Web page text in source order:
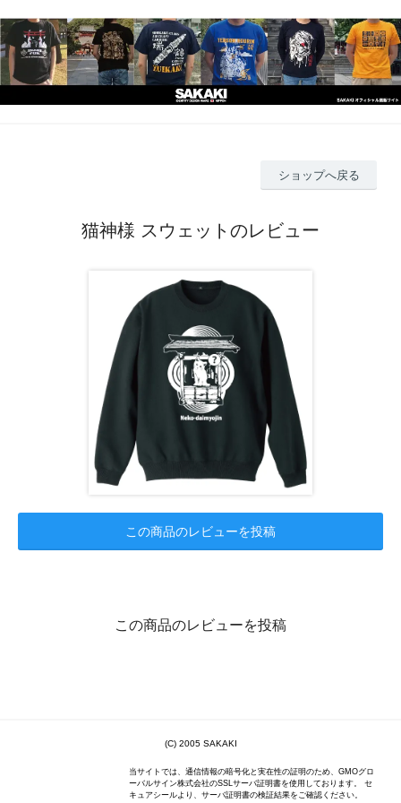
ショップへ戻る
猫神様 スウェットのレビュー
この商品のレビューを投稿
この商品のレビューを投稿
(C) 2005 SAKAKI
当サイトでは、通信情報の暗号化と実在性の証明のため、GMOグロ
ーバルサイン株式会社のSSLサーバ証明書を使用しております。 セ
キュアシールより、サーバ証明書の検証結果をご確認ください。